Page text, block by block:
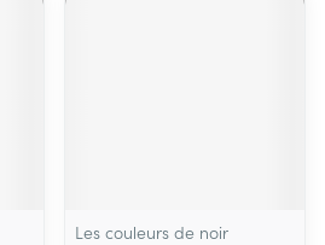
Les couleurs de noir